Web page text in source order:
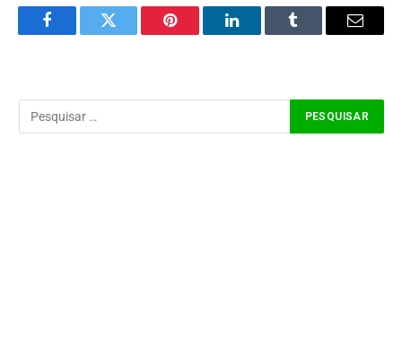
FacebookTwitter Pinterest LinkedInTumblr Email